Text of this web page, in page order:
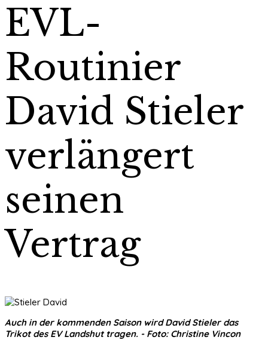
EVL-
Routinier
David Stieler
verlängert
seinen
Vertrag
Auch in der kommenden Saison wird David Stieler das
Trikot des EV Landshut tragen. - Foto: Christine Vincon